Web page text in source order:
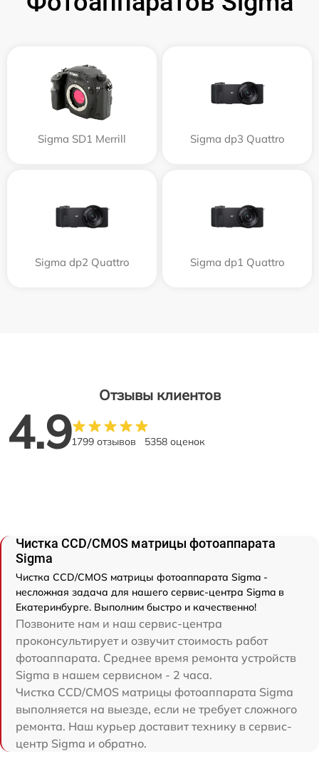
Sigma SD1 Merrill Sigma dp3 Quattro
Sigma dp2 Quattro Sigma dp1 Quattro
Отзывы клиентов
4.91799 отзывов 5358 оценок
Чистка CCD/CMOS матрицы фотоаппарата
Sigma
Чистка CCD/CMOS матрицы фотоаппарата Sigma -
несложная задача для нашего сервис-центра Sigma в
Екатеринбурге. Выполним быстро и качественно!
Позвоните нам и наш сервис-центра
проконсультирует и озвучит стоимость работ
фотоаппарата. Среднее время ремонта устройств
Sigma в нашем сервисном - 2 часа.
Чистка CCD/CMOS матрицы фотоаппарата Sigma
выполняется на выезде, если не требует сложного
ремонта. Наш курьер доставит технику в сервис-
центр Sigma и обратно.